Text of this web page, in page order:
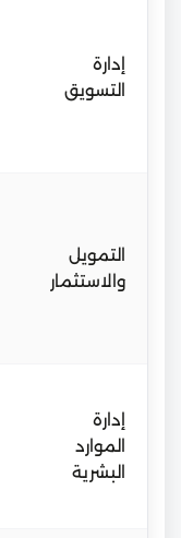
إدارة
التسويق
التمويل
والاستثمار
إدارة
الموارد
البشرية